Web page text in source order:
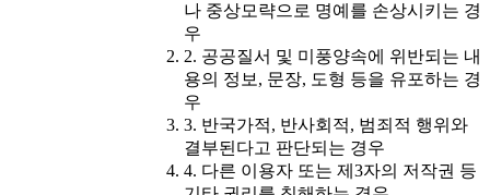
나 중상모략으로 명예를 손상시키는 경
우
2. 공공질서 및 미풍양속에 위반되는 내
용의 정보, 문장, 도형 등을 유포하는 경
우
3. 반국가적, 반사회적, 범죄적 행위와
결부된다고 판단되는 경우
4. 다른 이용자 또는 제3자의 저작권 등